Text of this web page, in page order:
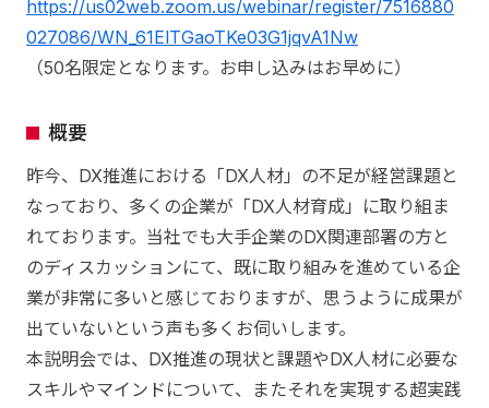
https://us02web.zoom.us/webinar/register/7516880
027086/WN_61ElTGaoTKe03G1jqvA1Nw
（50名限定となります。お申し込みはお早めに）
概要
昨今、DX推進における「DX人材」の不足が経営課題と
なっており、多くの企業が「DX人材育成」に取り組ま
れております。当社でも大手企業のDX関連部署の方と
のディスカッションにて、既に取り組みを進めている企
業が非常に多いと感じておりますが、思うように成果が
出ていないという声も多くお伺いします。
本説明会では、DX推進の現状と課題やDX人材に必要な
スキルやマインドについて、またそれを実現する超実践